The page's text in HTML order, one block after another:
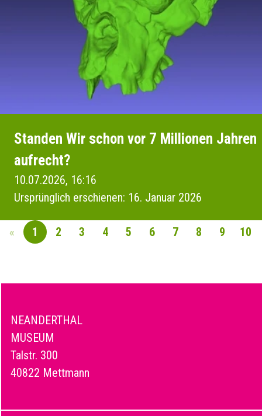
Standen Wir schon vor 7 Millionen Jahren
aufrecht?
10.07.2026, 16:16
Ursprünglich erschienen: 16. Januar 2026
« 1 2 3 4 5 6 7 8 9 10
NEANDERTHAL
MUSEUM
Talstr. 300
40822 Mettmann